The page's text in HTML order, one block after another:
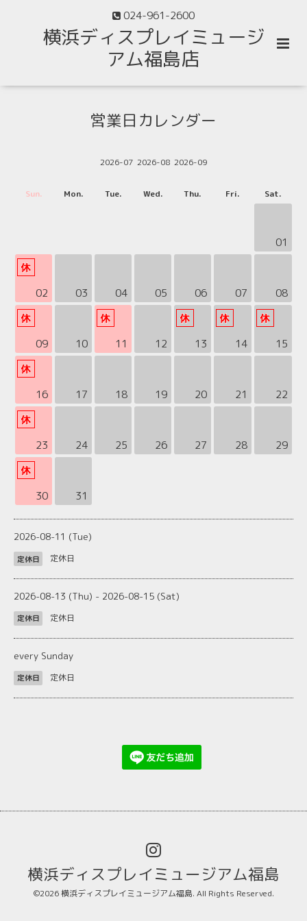
024-961-2600
横浜ディスプレイミュージ
アム福島店
営業日カレンダー
2026-07 2026-08 2026-09
Sun. Mon. Tue. Wed. Thu. Fri. Sat.
01
02 03 04 05 06 07 08
09 10 11 12 13 14 15
16 17 18 19 20 21 22
23 24 25 26 27 28 29
30 31
2026-08-11 (Tue)
定休日 定休日
2026-08-13 (Thu) - 2026-08-15 (Sat)
定休日 定休日
every Sunday
定休日 定休日
横浜ディスプレイミュージアム福島
©2026横浜ディスプレイミュージアム福島. All Rights Reserved.